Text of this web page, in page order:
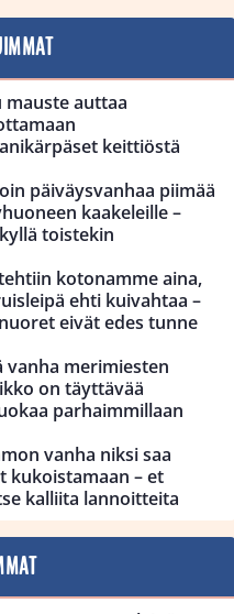
mauste auttaa
keittiöstä
päiväysvanhaa piimää
kaakeleille –
toistekin
kotonamme aina,
ehti kuivahtaa –
eivät edes tunne
vanha merimiesten
on täyttävää
parhaimmillaan
vanha niksi saa
kukoistamaan – et
kalliita lannoitteita